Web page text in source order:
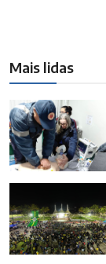
Mais lidas